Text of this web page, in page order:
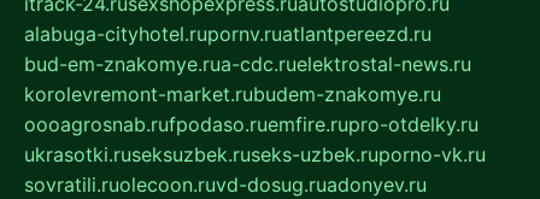
alabuga-cityhotel.rupornv.ruatlantpereezd.ru
bud-em-znakomye.rua-cdc.ruelektrostal-news.ru
korolevremont-market.rubudem-znakomye.ru
oooagrosnab.rufpodaso.ruemfire.rupro-otdelky.ru
ukrasotki.ruseksuzbek.ruseks-uzbek.ruporno-vk.ru
sovratili.ruolecoon.ruvd-dosug.ruadonyev.ru